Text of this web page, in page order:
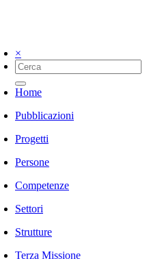
×
Home
Pubblicazioni
Progetti
Persone
Competenze
Settori
Strutture
Terza Missione